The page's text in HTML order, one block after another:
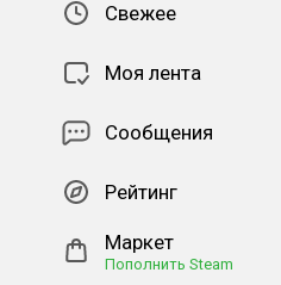
Свежее
Моя лента
Сообщения
Рейтинг
Маркет
Пополнить Steam